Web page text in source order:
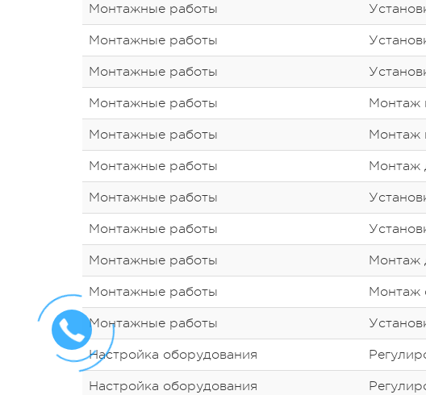
Монтажные работы
Монтажные работы
Монтажные работы
Монтажные работы Монтаж
Монтажные работы Монтаж
Монтажные работы Монтаж
Монтажные работы
Монтажные работы
Монтажные работы Монтаж
Монтажные работы Монтаж
Монтажные работы
Настройка оборудования
Настройка оборудования